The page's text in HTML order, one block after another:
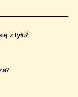
z tyłu?